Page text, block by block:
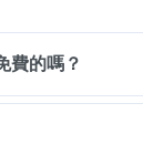
費的嗎？